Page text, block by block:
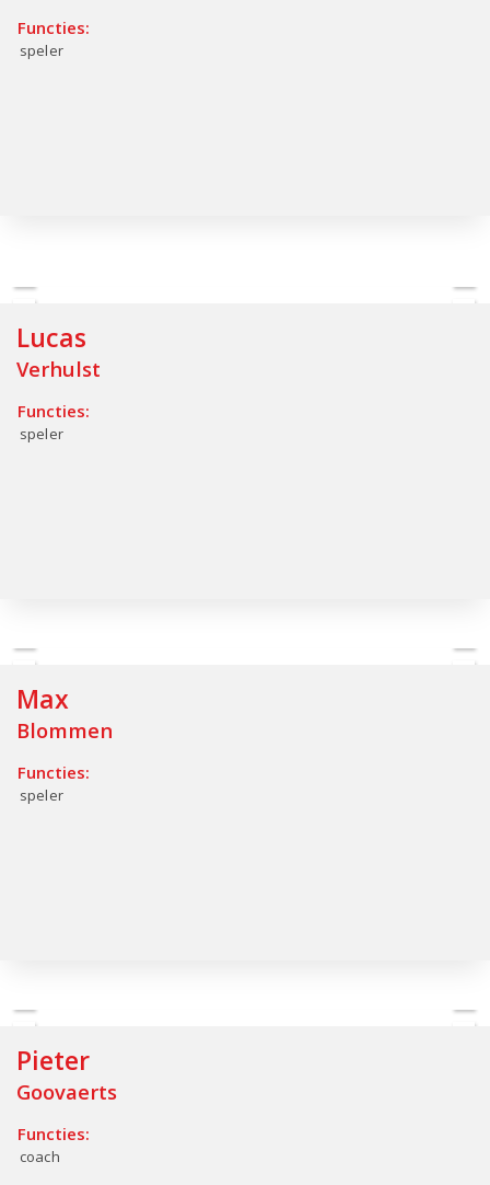
Functies:
speler
Lucas
Verhulst
Functies:
speler
Max
Blommen
Functies:
speler
Pieter
Goovaerts
Functies:
coach